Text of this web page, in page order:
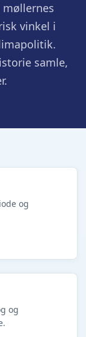
vinkel i
samle,
og
og